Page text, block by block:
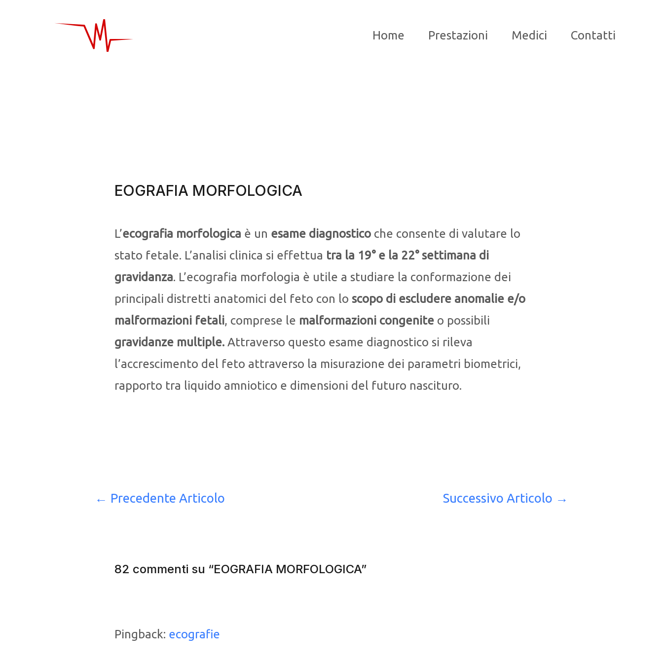
Home Prestazioni Medici Contatti
EOGRAFIA MORFOLOGICA
L’ecografia morfologica è un esame diagnostico che consente di valutare lo
stato fetale. L’analisi clinica si effettua tra la 19° e la 22° settimana di
gravidanza. L’ecografia morfologia è utile a studiare la conformazione dei
principali distretti anatomici del feto con loscopo di escludere anomalie e/o
malformazioni fetali, comprese le malformazioni congenite o possibili
gravidanze multiple. Attraverso questo esame diagnostico si rileva
l’accrescimento del feto attraverso la misurazione dei parametri biometrici,
rapporto tra liquido amniotico e dimensioni del futuro nascituro.
Navigazione
← Precedente Articolo Successivo Articolo →
82 commenti su “EOGRAFIA MORFOLOGICA”
Pingback: ecografie